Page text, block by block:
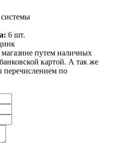
системы
6 шт.
путем наличных
картой. А так же
перечислением по